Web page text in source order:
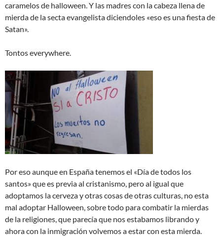
caramelos de halloween. Y las madres con la cabeza llena de
mierda de la secta evangelista diciendoles «eso es una fiesta de
Satan».
Tontos everywhere.
Por eso aunque en España tenemos el «Día de todos los
santos» que es previa al cristanismo, pero al igual que
adoptamos la cerveza y otras cosas de otras culturas, no esta
mal adoptar Halloween, sobre todo para combatir la mierdas
de la religiones, que parecía que nos estabamos librando y
ahora con la inmigración volvemos a estar con esta mierda.